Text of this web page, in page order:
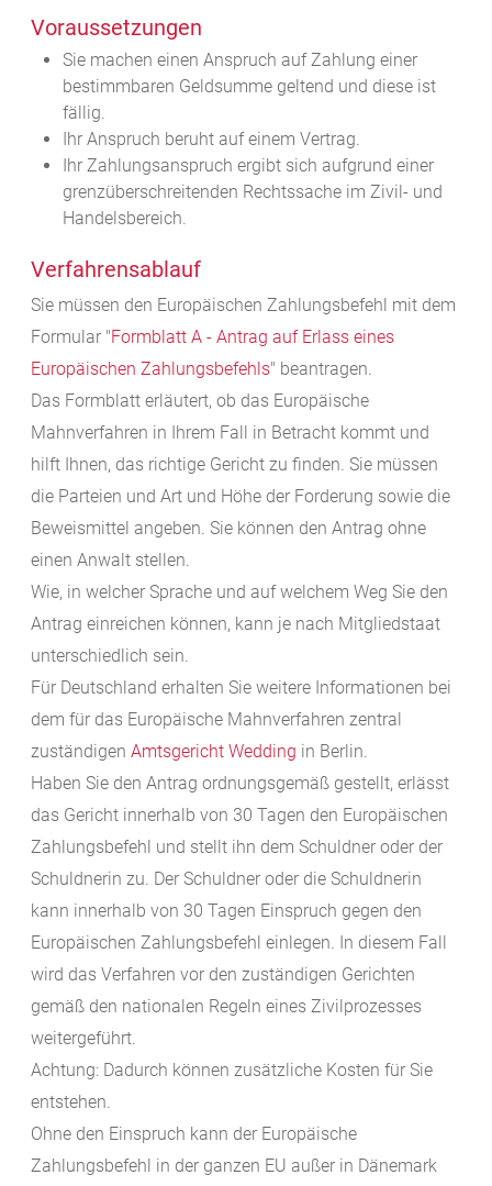
Voraussetzungen
Sie machen einen Anspruch auf Zahlung einer
bestimmbaren Geldsumme geltend und diese ist
fällig.
Ihr Anspruch beruht auf einem Vertrag.
Ihr Zahlungsanspruch ergibt sich aufgrund einer
grenzüberschreitenden Rechtssache im Zivil- und
Handelsbereich.
Verfahrensablauf
Sie müssen den Europäischen Zahlungsbefehl mit dem
Formular "Formblatt A - Antrag auf Erlass eines
Europäischen Zahlungsbefehls" beantragen.
Das Formblatt erläutert, ob das Europäische
Mahnverfahren in Ihrem Fall in Betracht kommt und
hilft Ihnen, das richtige Gericht zu finden. Sie müssen
die Parteien und Art und Höhe der Forderung sowie die
Beweismittel angeben. Sie können den Antrag ohne
einen Anwalt stellen.
Wie, in welcher Sprache und auf welchem Weg Sie den
Antrag einreichen können, kann je nach Mitgliedstaat
unterschiedlich sein.
Für Deutschland erhalten Sie weitere Informationen bei
dem für das Europäische Mahnverfahren zentral
zuständigen Amtsgericht Wedding in Berlin.
Haben Sie den Antrag ordnungsgemäß gestellt, erlässt
das Gericht innerhalb von 30 Tagen den Europäischen
Zahlungsbefehl und stellt ihn dem Schuldner oder der
Schuldnerin zu. Der Schuldner oder die Schuldnerin
kann innerhalb von 30 Tagen Einspruch gegen den
Europäischen Zahlungsbefehl einlegen. In diesem Fall
wird das Verfahren vor den zuständigen Gerichten
gemäß den nationalen Regeln eines Zivilprozesses
weitergeführt.
Achtung: Dadurch können zusätzliche Kosten für Sie
entstehen.
Ohne den Einspruch kann der Europäische
Zahlungsbefehl in der ganzen EU außer in Dänemark